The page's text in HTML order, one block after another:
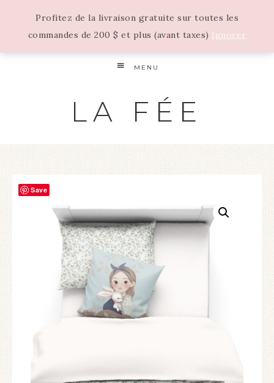
Profitez de la livraison gratuite sur toutes les
commandes de 200 $ et plus (avant taxes) Ignorer
MENU
LA FÉE
Save